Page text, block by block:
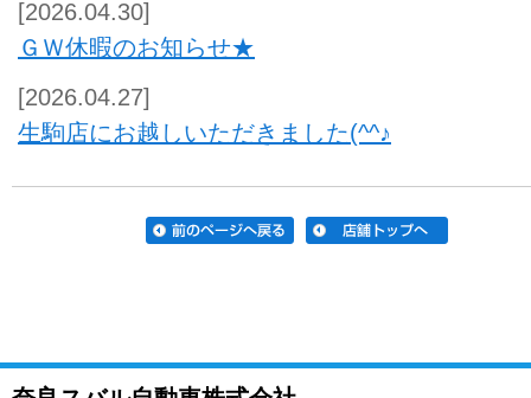
[2026.04.30]
ＧＷ休暇のお知らせ★
[2026.04.27]
生駒店にお越しいただきました(^^♪